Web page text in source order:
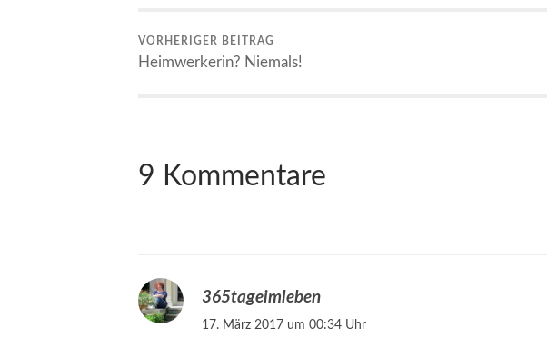
VORHERIGER BEITRAG
Heimwerkerin? Niemals!
9 Kommentare
365tageimleben
17. März 2017 um 00:34 Uhr